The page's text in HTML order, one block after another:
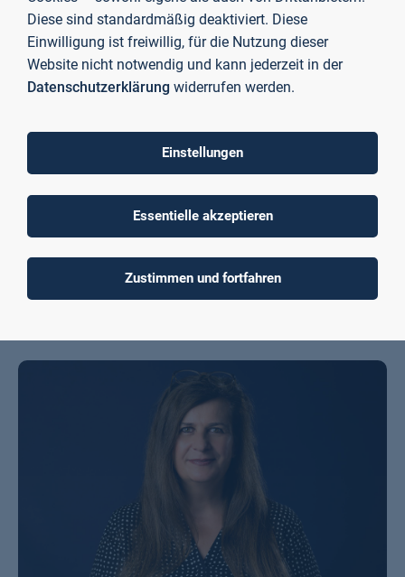
Mitarbeiterin Hochschulleitung
Würzburger Straße 45
63743 Aschaffenburg
simone.ritter@th-ab.de
Sekretariat Vizepräsidenten
Diese sind standardmäßig deaktiviert. Diese
Einwilligung ist freiwillig, für die Nutzung dieser
Website nicht notwendig und kann jederzeit in der
Datenschutzerklärung widerrufen werden.
Einstellungen
Essentielle akzeptieren
Zustimmen und fortfahren